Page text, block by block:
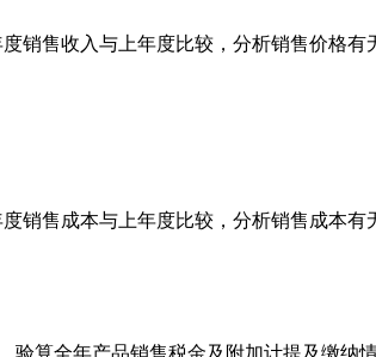
销售收入与上年度比较，分析销售价格有
销售成本与上年度比较，分析销售成本有